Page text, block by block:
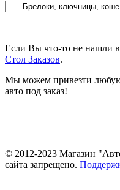
Если Вы что-то не нашли в
Стол Заказов.
Мы можем привезти любую
авто под заказ!
© 2012-2023 Магазин
сайта запрещено.